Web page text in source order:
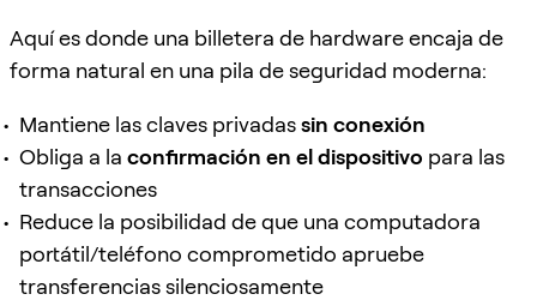
Aquí es donde una billetera de hardware encaja de
forma natural en una pila de seguridad moderna:
Mantiene las claves privadassin conexión
Obliga a la confirmación en el dispositivo para las
transacciones
Reduce la posibilidad de que una computadora
portátil/teléfono comprometido apruebe
transferencias silenciosamente